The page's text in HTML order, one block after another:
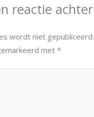
reactie achter
wordt niet gepubliceerd.
met*